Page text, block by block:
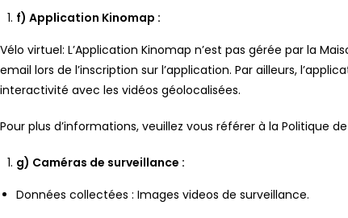
f) Application Kinomap :
Vélo virtuel: L’Application Kinomap n’est pas gérée par la
email lors de l’inscription sur l’application. Par ailleurs,
interactivité avec les vidéos géolocalisées.
Pour plus d’informations, veuillez vous référer à la Politique
g) Caméras de surveillance :
Données collectées : Images videos de surveillance.